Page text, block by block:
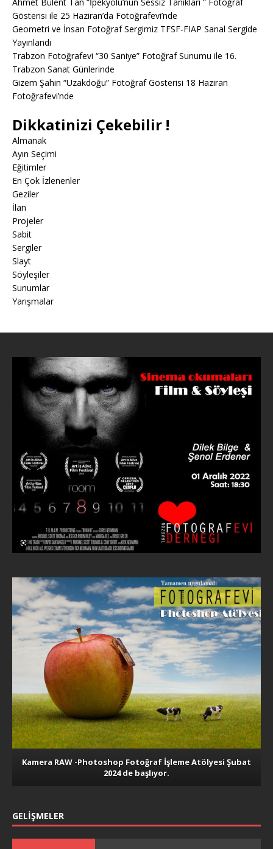
Ahmet Bülent Tan “İpekyolu’nun Sessiz Tanıkları “ Fotoğraf
Gösterisi ile 25 Haziran’da Fotoğrafevi’nde
Geometri ve İnsan Fotoğraf Sergimiz TFSF-FIAP Sanal Sergide
Yayınlandı
Trabzon Fotoğrafevi “30 Saniye” Fotoğraf Sunumu ile 16.
Trabzon Sanat Günlerinde
Gizem Şahin “Uzakdoğu” Fotoğraf Gösterisi 18 Haziran
Fotoğrafevi’nde
Dikkatinizi Çekebilir !
Almanak
Ayın Seçimi
Eğitimler
En Çok İzlenenler
Geziler
İlan
Projeler
Sabit
Sergiler
Slayt
Söyleşiler
Sunumlar
Yarışmalar
Kamera RAW -Photoshop Fotoğraf İşleme Atölyesi Şubat
2024 de başlıyor.
GELIŞMELER